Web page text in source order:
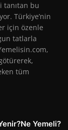
tanıtan bu
Türkiye’nin
için özenle
tatlarla
tüm
Yemeli?